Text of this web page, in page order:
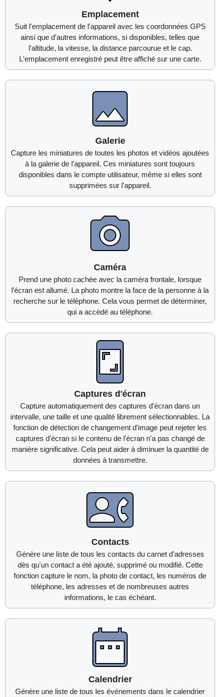
Emplacement
Suit l'emplacement de l'appareil avec les coordonnées GPS
ainsi que d'autres informations, si disponibles, telles que
l'altitude, la vitesse, la distance parcourue et le cap.
L'emplacement enregistré peut être affiché sur une carte.
Galerie
Capture les miniatures de toutes les photos et vidéos ajoutées
à la galerie de l'appareil. Ces miniatures sont toujours
disponibles dans le compte utilisateur, même si elles sont
supprimées sur l'appareil.
Caméra
Prend une photo cachée avec la caméra frontale, lorsque
l'écran est allumé. La photo montre la face de la personne à la
recherche sur le téléphone. Cela vous permet de déterminer,
qui a accédé au téléphone.
Captures d'écran
Capture automatiquement des captures d'écran dans un
intervalle, une taille et une qualité librement sélectionnables. La
fonction de détection de changement d'image peut rejeter les
captures d'écran si le contenu de l'écran n'a pas changé de
manière significative. Cela peut aider à diminuer la quantité de
données à transmettre.
Contacts
Génère une liste de tous les contacts du carnet d'adresses
dès qu'un contact a été ajouté, supprimé ou modifié. Cette
fonction capture le nom, la photo de contact, les numéros de
téléphone, les adresses et de nombreuses autres
informations, le cas échéant.
Calendrier
Génère une liste de tous les événements dans le calendrier